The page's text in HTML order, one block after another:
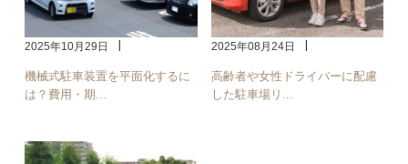
2025年10月29日
機械式駐車装置を平面化するに
は？費用・期...
2025年08月24日
高齢者や女性ドライバーに配慮
した駐車場リ...